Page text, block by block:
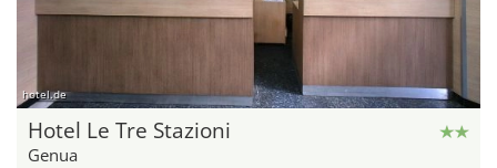
hotel.de
Hotel Le Tre Stazioni
Genua